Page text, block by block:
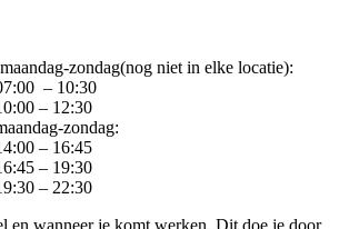
zondag(nog niet in elke locatie):
– 10:30
– 12:30
zondag:
– 16:45
– 19:30
– 22:30
en wanneer je komt werken. Dit doe je door